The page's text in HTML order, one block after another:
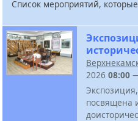
Список мероприятий,
2026 08:00
посвящена